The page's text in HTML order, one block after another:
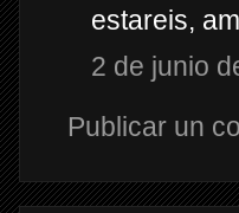
estareis,
2 de junio
Publicar un